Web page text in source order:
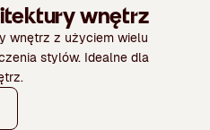
wnętrz
wnętrz z użyciem wielu
stylów. Idealne dla